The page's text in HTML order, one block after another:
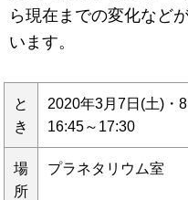
ら現在までの変化など
います。
と
き
2020年3月7日(土)・
16:45～17:30
場
所
プラネタリウム室